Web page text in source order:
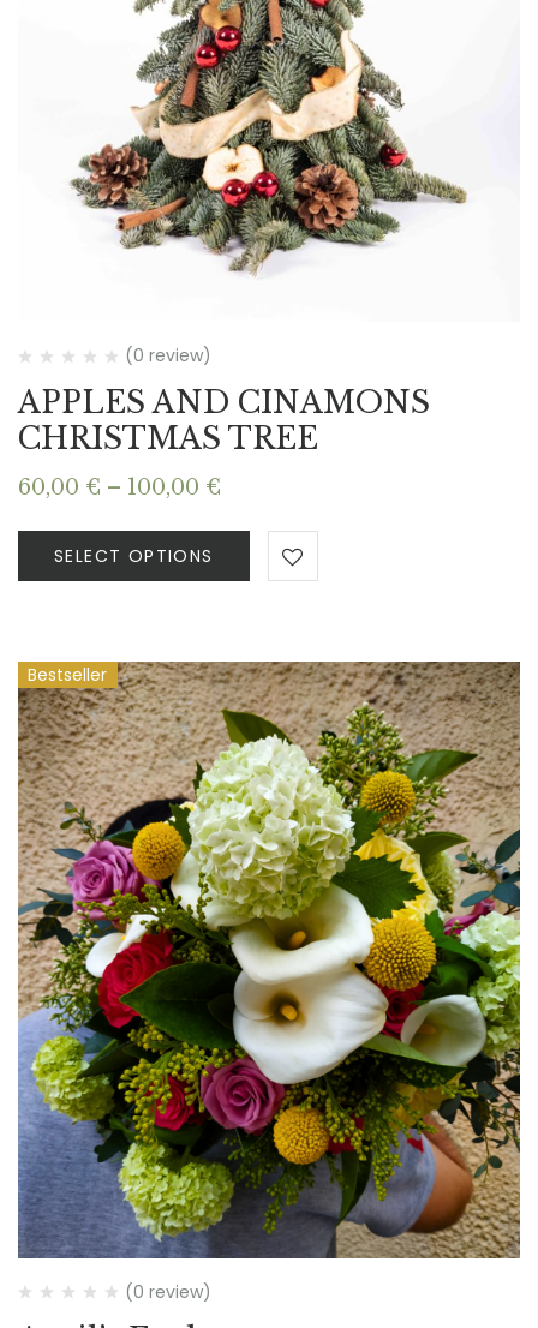
(0 review)
APPLES AND CINAMONS
CHRISTMAS TREE
60,00 € – 100,00 €
60,00 €
through
SELECT OPTIONS
Bestseller
(0 review)